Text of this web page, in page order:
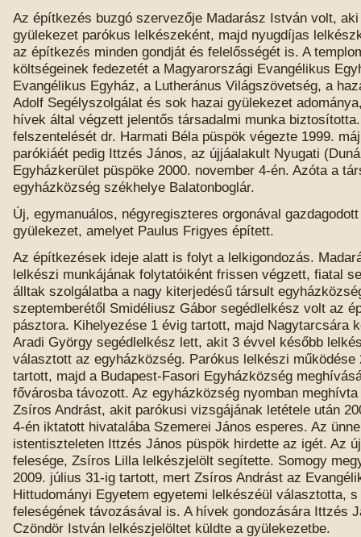
Az építkezés buzgó szervezője Madarász István volt,
gyülekezet parókus lelkészeként, majd nyugdíjas
az építkezés minden gondját és felelősségét is. A
költségeinek fedezetét a Magyarországi Evangélikus
Evangélikus Egyház, a Lutheránus Világszövetség, a
Adolf Segélyszolgálat és sok hazai gyülekezet
hívek által végzett jelentős társadalmi munka
felszentelését dr. Harmati Béla püspök végezte 1999.
parókiáét pedig Ittzés János, az újjáalakult Nyugati
Egyházkerület püspöke 2000. november 4-én. Azóta a
egyházközség székhelye Balatonboglár.
Új, egymanuálos, négyregiszteres orgonával
gyülekezet, amelyet Paulus Frigyes épített.
Az építkezések ideje alatt is folyt a lelkigondozás.
lelkészi munkájának folytatóiként frissen végzett, fiatal
álltak szolgálatba a nagy kiterjedésű társult
szeptemberétől Smidéliusz Gábor segédlelkész volt az
pásztora. Kihelyezése 1 évig tartott, majd Nagytarcsára
Aradi György segédlelkész lett, akit 3 évvel később
választott az egyházközség. Parókus lelkészi működése
tartott, majd a Budapest-Fasori Egyházközség
fővárosba távozott. Az egyházközség nyomban
Zsíros Andrást, akit parókusi vizsgájának letétele után
4-én iktatott hivatalába Szemerei János esperes. Az
istentiszteleten Ittzés János püspök hirdette az igét. Az
felesége, Zsíros Lilla lelkészjelölt segítette. Somogy
2009. július 31-ig tartott, mert Zsíros Andrást az
Hittudományi Egyetem egyetemi lelkészéül választotta,
feleségének távozásával is. A hívek gondozására Ittzés
Czöndör István lelkészjelöltet küldte a gyülekezetbe.